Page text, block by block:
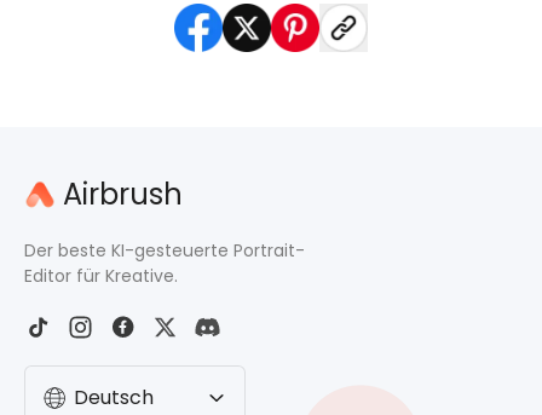
Airbrush
Der beste KI-gesteuerte Portrait-
Editor für Kreative.
Deutsch